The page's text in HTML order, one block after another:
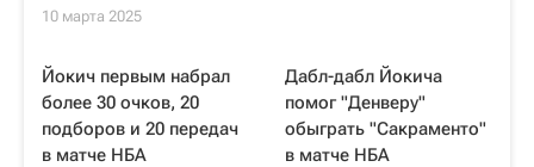
10 марта 2025
Йокич первым набрал
более 30 очков, 20
подборов и 20 передач
в матче НБА
Дабл-дабл Йокича
помог "Денверу"
обыграть "Сакраменто"
в матче НБА